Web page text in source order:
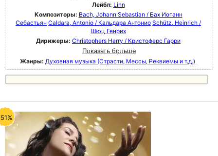
Лейбл: Linn
Композиторы: Bach, Johann Sebastian / Бах Иоганн
Себастьян Caldara, Antonio / Кальдара Антонио Schütz, Heinrich /
Шюц Генрих
Дирижеры: Christophers Harry / Кристоферс Гарри
Показать больше
Жанры: Духовная музыка (Страсти, Мессы, Реквиемы и т.д.)